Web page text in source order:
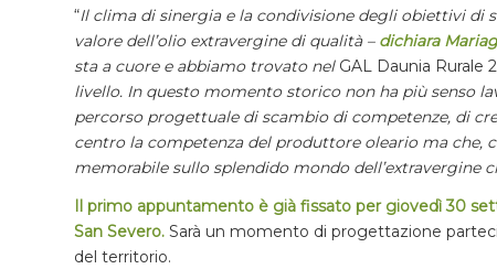
“Il clima di sinergia e la condivisione degli obiettivi
valore dell’olio extravergine di qualità – dichiara
sta a cuore e abbiamo trovato nel GAL Daunia Rurale
livello. In questo momento storico non ha più senso
percorso progettuale di scambio di competenze, di
centro la competenza del produttore oleario ma che,
memorabile sullo splendido mondo
Il primo appuntamento è già fissato per giovedì 30
San Severo. Sarà un momento di progettazione
del territorio.